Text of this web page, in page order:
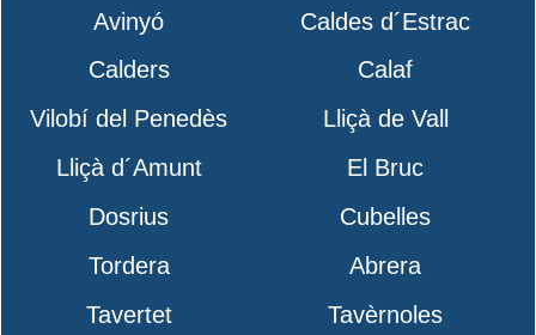
Avinyó
Caldes d´Estrac
Calders
Calaf
Vilobí del Penedès
Lliçà de Vall
Lliçà d´Amunt
El Bruc
Dosrius
Cubelles
Tordera
Abrera
Tavertet
Tavèrnoles